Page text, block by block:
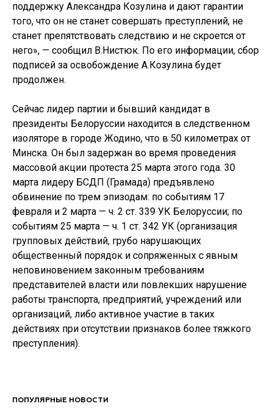
поддержку Александра Козулина и дают гарантии
того, что он не станет совершать преступлений, не
станет препятствовать следствию и не скроется от
него», — сообщил В.Нистюк. По его информации, сбор
подписей за освобождение А.Козулина будет
продолжен.
Сейчас лидер партии и бывший кандидат в
президенты Белоруссии находится в следственном
изоляторе в городе Жодино, что в 50 километрах от
Минска. Он был задержан во время проведения
массовой акции протеста 25 марта этого года. 30
марта лидеру БСДП (Грамада) предъявлено
обвинение по трем эпизодам: по событиям 17
февраля и 2 марта — ч. 2 ст. 339 УК Белоруссии; по
событиям 25 марта — ч. 1 ст. 342 УК (организация
групповых действий, грубо нарушающих
общественный порядок и сопряженных с явным
неповиновением законным требованиям
представителей власти или повлекших нарушение
работы транспорта, предприятий, учреждений или
организаций, либо активное участие в таких
действиях при отсутствии признаков более тяжкого
преступления).
ПОПУЛЯРНЫЕ НОВОСТИ